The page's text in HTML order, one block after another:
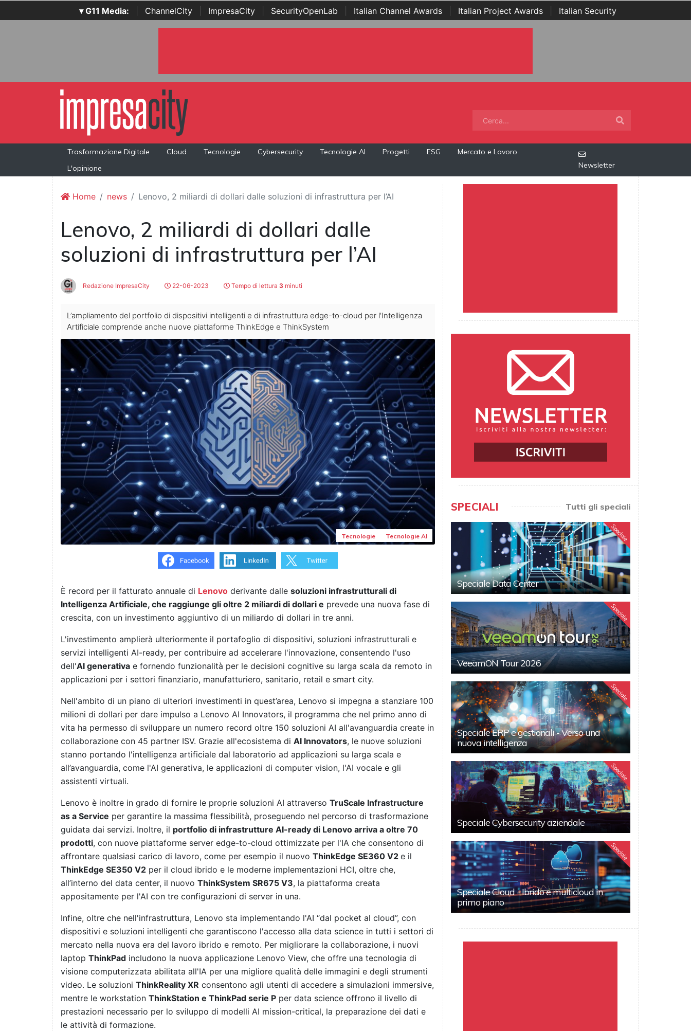
▾ G11 Media: ChannelCity ImpresaCity SecurityOpenLab Italian Channel Awards Italian Project Awards
Italian Security
Awards | ...
Trasformazione Digitale Cloud Tecnologie Cybersecurity Tecnologie AI Progetti ESG
Mercato e Lavoro
L'opinione
Newsletter
Home news Lenovo, 2 miliardi di dollari dalle soluzioni di infrastruttura per l’AI
Lenovo, 2 miliardi di dollari dalle
soluzioni di infrastruttura per l’AI
Redazione ImpresaCity 22-06-2023 Tempo di lettura 3 minuti
L’ampliamento del portfolio di dispositivi intelligenti e di infrastruttura edge-to-cloud per l'Intelligenza
Artificiale comprende anche nuove piattaforme ThinkEdge e ThinkSystem
Tecnologie Tecnologie AI
È record per il fatturato annuale di Lenovo derivante dalle soluzioni infrastrutturali di
Intelligenza Artificiale, che raggiunge gli oltre 2 miliardi di dollari e prevede una nuova fase di
crescita, con un investimento aggiuntivo di un miliardo di dollari in tre anni.
L'investimento amplierà ulteriormente il portafoglio di dispositivi, soluzioni infrastrutturali e
servizi intelligenti AI-ready, per contribuire ad accelerare l'innovazione, consentendo l'uso
dell'AI generativa e fornendo funzionalità per le decisioni cognitive su larga scala da remoto in
applicazioni per i settori finanziario, manufatturiero, sanitario, retail e smart city.
Nell'ambito di un piano di ulteriori investimenti in quest’area, Lenovo si impegna a stanziare 100
milioni di dollari per dare impulso a Lenovo AI Innovators, il programma che nel primo anno di
vita ha permesso di sviluppare un numero record oltre 150 soluzioni AI all'avanguardia create in
collaborazione con 45 partner ISV. Grazie all'ecosistema di AI Innovators, le nuove soluzioni
stanno portando l'intelligenza artificiale dal laboratorio ad applicazioni su larga scala e
all’avanguardia, come l'AI generativa, le applicazioni di computer vision, l'AI vocale e gli
assistenti virtuali.
Lenovo è inoltre in grado di fornire le proprie soluzioni AI attraverso TruScale Infrastructure
as a Service per garantire la massima flessibilità, proseguendo nel percorso di trasformazione
guidata dai servizi. Inoltre, il portfolio di infrastrutture AI-ready di Lenovo arriva a oltre 70
prodotti, con nuove piattaforme server edge-to-cloud ottimizzate per l'IA che consentono di
affrontare qualsiasi carico di lavoro, come per esempio il nuovo ThinkEdge SE360 V2 e il
ThinkEdge SE350 V2 per il cloud ibrido e le moderne implementazioni HCI, oltre che,
all’interno del data center, il nuovo ThinkSystem SR675 V3, la piattaforma creata
appositamente per l'AI con tre configurazioni di server in una.
Infine, oltre che nell'infrastruttura, Lenovo sta implementando l'AI “dal pocket al cloud”, con
dispositivi e soluzioni intelligenti che garantiscono l'accesso alla data science in tutti i settori di
mercato nella nuova era del lavoro ibrido e remoto. Per migliorare la collaborazione, i nuovi
laptop ThinkPad includono la nuova applicazione Lenovo View, che offre una tecnologia di
visione computerizzata abilitata all'IA per una migliore qualità delle immagini e degli strumenti
video. Le soluzioni ThinkReality XR consentono agli utenti di accedere a simulazioni immersive,
mentre le workstation ThinkStation e ThinkPad serie P per data science offrono il livello di
prestazioni necessario per lo sviluppo di modelli AI mission-critical, la preparazione dei dati e
le attività di formazione.
SPECIALI Tutti gli speciali
Speciale
Speciale Data Center
Speciale
VeeamON Tour 2026
Speciale
Speciale ERP e gestionali - Verso una
nuova intelligenza
Speciale
Speciale Cybersecurity aziendale
Speciale
Speciale Cloud - Ibrido e multicloud in
primo piano